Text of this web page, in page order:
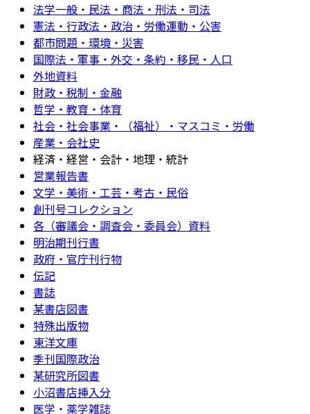
法学一般・民法・商法・刑法・司法
憲法・行政法・政治・労働運動・公害
都市問題・環境・災害
国際法・軍事・外交・条約・移民・人口
外地資料
財政・税制・金融
哲学・教育・体育
社会・社会事業・（福祉）・マスコミ・労働
産業・会社史
経済・経営・会計・地理・統計
営業報告書
文学・美術・工芸・考古・民俗
創刊号コレクション
各（審議会・調査会・委員会）資料
明治期刊行書
政府・官庁刊行物
伝記
書誌
某書店図書
特殊出版物
東洋文庫
季刊国際政治
某研究所図書
小沼書店挿入分
医学・薬学雑誌